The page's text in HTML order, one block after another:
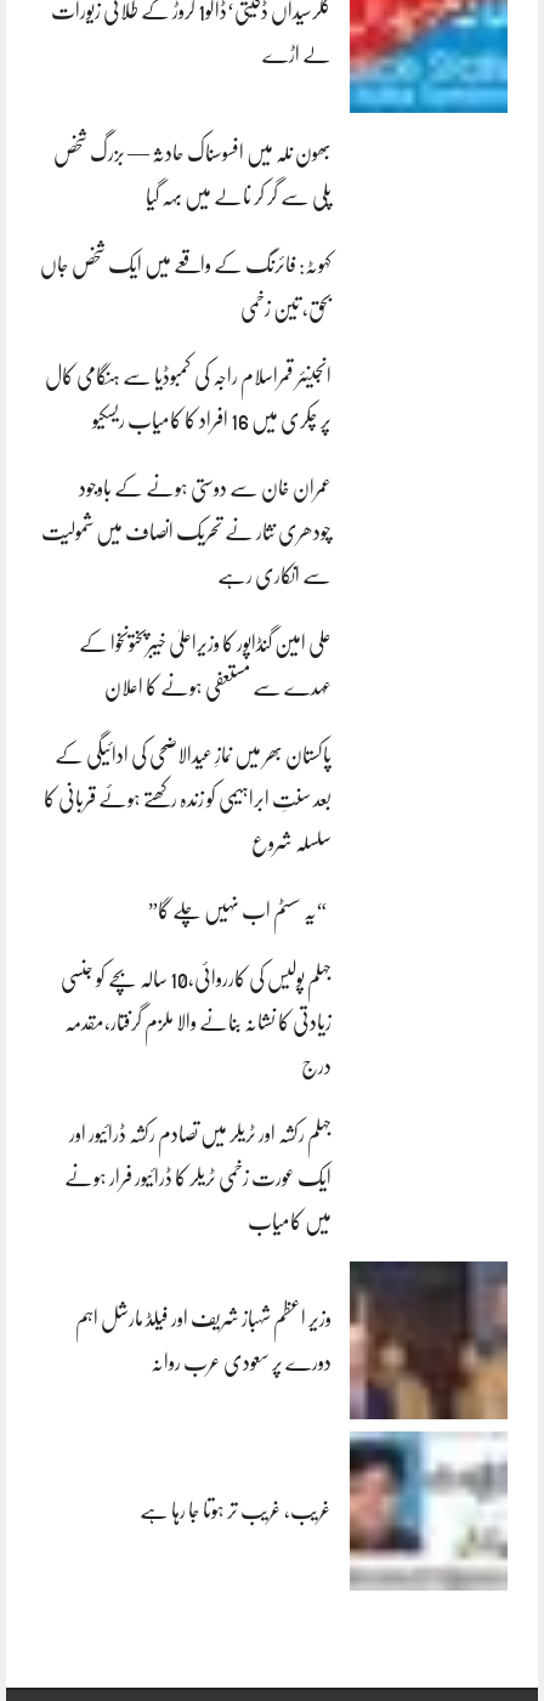
کلرسیداں ڈکیتی‘ڈاکو1 کروڑ کے طلائی زیورات
لے اڑے
بھون نلہ میں افسوسناک حادثہ — بزرگ شخص
پلی سے گر کر نالے میں بہہ گیا
کہوٹہ: فائرنگ کے واقعے میں ایک شخص جاں
بحق، تین زخمی
انجینئر قمراسلام راجہ کی کمبوڈیا سے ہنگامی کال
پر چکری میں 16 افراد کا کامیاب ریسکیو
عمران خان سے دوستی ہونے کے باوجود
چودھری نثار نے تحریک انصاف میں شمولیت
سے انکاری رہے
علی امین گنڈاپور کا وزیراعلیٰ خیبرپختونخوا کے
عہدے سے مستعفی ہونے کا اعلان
پاکستان بھر میں نمازِ عیدالاضحی کی ادائیگی کے
بعد سنتِ ابراہیمی کو زندہ رکھتے ہوئے قربانی کا
سلسلہ شروع
“یہ سسٹم اب نہیں چلے گا”
جہلم پولیس کی کارروائی،10 سالہ بچے کو جنسی
زیادتی کا نشانہ بنانے والا ملزم گرفتار،مقدمہ
درج
جہلم رکشہ اور ٹریلر میں تصادم رکشہ ڈرائیور اور
ایک عورت زخمی ٹریلر کا ڈرائیور فرار ہونے
میں کامیاب
وزیر اعظم شہباز شریف اور فیلڈ مارشل اہم
دورے پر سعودی عرب روانہ
غریب، غریب تر ہوتا جا رہا ہے